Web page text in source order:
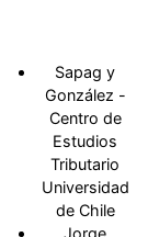
Sapag y
González -
Centro de
Estudios
Tributario
Universidad
de Chile